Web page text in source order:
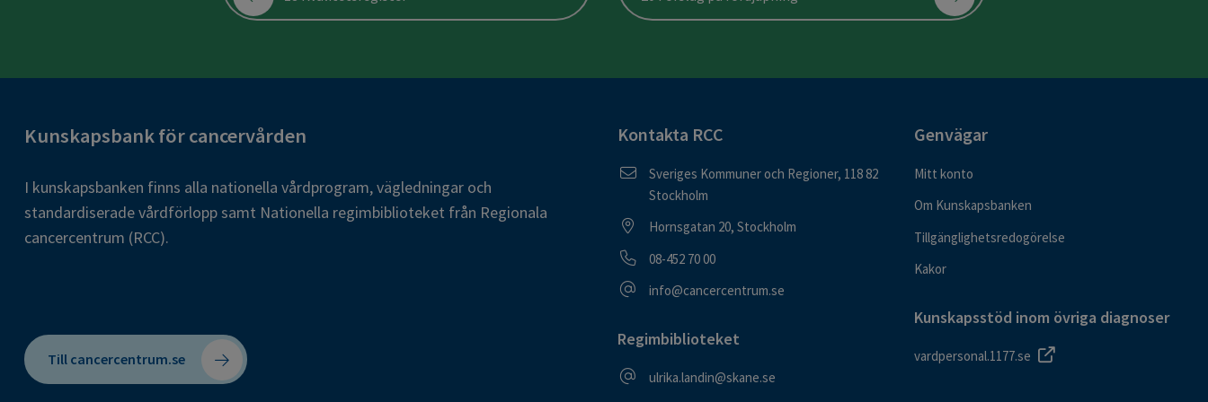
Kunskapsbank för cancervården
I kunskapsbanken finns alla nationella vårdprogram, vägledningar och
standardiserade vårdförlopp samt Nationella regimbiblioteket från Regionala
cancercentrum (RCC).
Till cancercentrum.se
Kontakta RCC
Postadress
Sveriges Kommuner och Regioner, 118 82
Stockholm
Besöksadress
Hornsgatan 20, Stockholm
Telefonnummer
08-452 70 00
E-postadress
info@cancercentrum.se
Regimbiblioteket
E-postadress
ulrika.landin@skane.se
Genvägar
Mitt konto
Om Kunskapsbanken
Tillgänglighetsredogörelse
Kakor
Kunskapsstöd inom övriga diagnoser
vardpersonal.1177.se